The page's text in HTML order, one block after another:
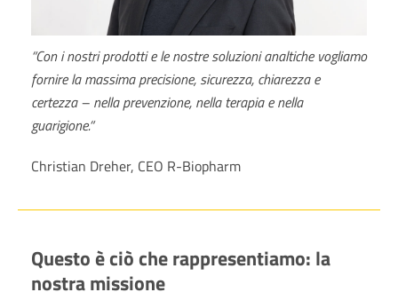
“Con i nostri prodotti e le nostre soluzioni analtiche vogliamo
fornire la massima precisione, sicurezza, chiarezza e
certezza – nella prevenzione, nella terapia e nella
guarigione.“
Christian Dreher, CEO R-Biopharm
Questo è ciò che rappresentiamo: la
nostra missione